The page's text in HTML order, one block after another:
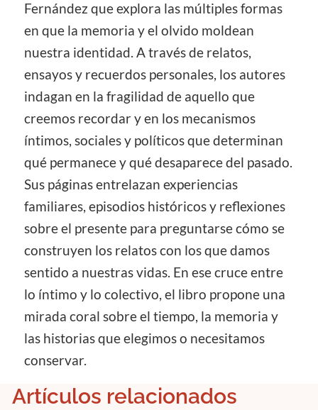
Fernández que explora las múltiples formas
en que la memoria y el olvido moldean
nuestra identidad. A través de relatos,
ensayos y recuerdos personales, los autores
indagan en la fragilidad de aquello que
creemos recordar y en los mecanismos
íntimos, sociales y políticos que determinan
qué permanece y qué desaparece del pasado.
Sus páginas entrelazan experiencias
familiares, episodios históricos y reflexiones
sobre el presente para preguntarse cómo se
construyen los relatos con los que damos
sentido a nuestras vidas. En ese cruce entre
lo íntimo y lo colectivo, el libro propone una
mirada coral sobre el tiempo, la memoria y
las historias que elegimos o necesitamos
conservar.
Artículos relacionados